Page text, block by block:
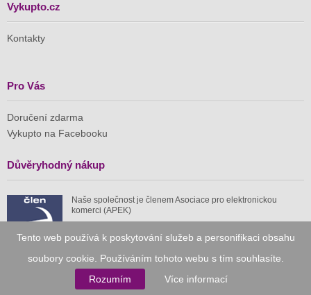
Tento web používá k poskytování služeb a personifikaci obsahu
soubory cookie. Používáním tohoto webu s tím souhlasíte.
Rozumím
Více informací
Vykupto.cz
Kontakty
Pro Vás
Doručení zdarma
Vykupto na Facebooku
Důvěryhodný nákup
Naše společnost je členem Asociace pro elektronickou
komerci (APEK)